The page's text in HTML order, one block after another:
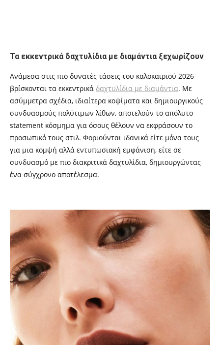
Τα εκκεντρικά δαχτυλίδια με διαμάντια ξεχωρίζουν
Ανάμεσα στις πιο δυνατές τάσεις του καλοκαιριού 2026
βρίσκονται τα εκκεντρικά δαχτυλίδια με διαμάντια. Με
ασύμμετρα σχέδια, ιδιαίτερα κοψίματα και δημιουργικούς
συνδυασμούς πολύτιμων λίθων, αποτελούν το απόλυτο
statement κόσμημα για όσους θέλουν να εκφράσουν το
προσωπικό τους στιλ. Φοριούνται ιδανικά είτε μόνα τους
για μια κομψή αλλά εντυπωσιακή εμφάνιση, είτε σε
συνδυασμό με πιο διακριτικά δαχτυλίδια, δημιουργώντας
ένα σύγχρονο αποτέλεσμα.